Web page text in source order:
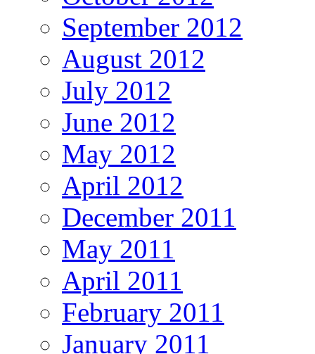
September 2012
August 2012
July 2012
June 2012
May 2012
April 2012
December 2011
May 2011
April 2011
February 2011
January 2011